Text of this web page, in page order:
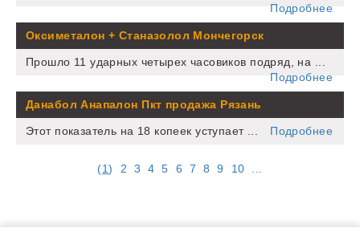
Подробнее
Оксиметалон + Станазолол Мончегорск
Прошло 11 ударных четырех часовиков подряд, на ...
Подробнее
Данабол Анапалон Пкт продажа Рязань
Этот показатель на 18 копеек уступает ... Подробнее
(1) 2 3 4 5 6 7 8 9 10